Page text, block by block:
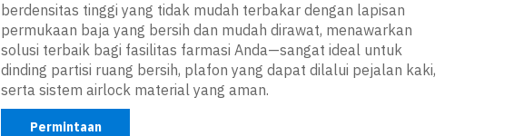
berdensitas tinggi yang tidak mudah terbakar dengan lapisan
permukaan baja yang bersih dan mudah dirawat, menawarkan
solusi terbaik bagi fasilitas farmasi Anda—sangat ideal untuk
dinding partisi ruang bersih, plafon yang dapat dilalui pejalan kaki,
serta sistem airlock material yang aman.
Permintaan